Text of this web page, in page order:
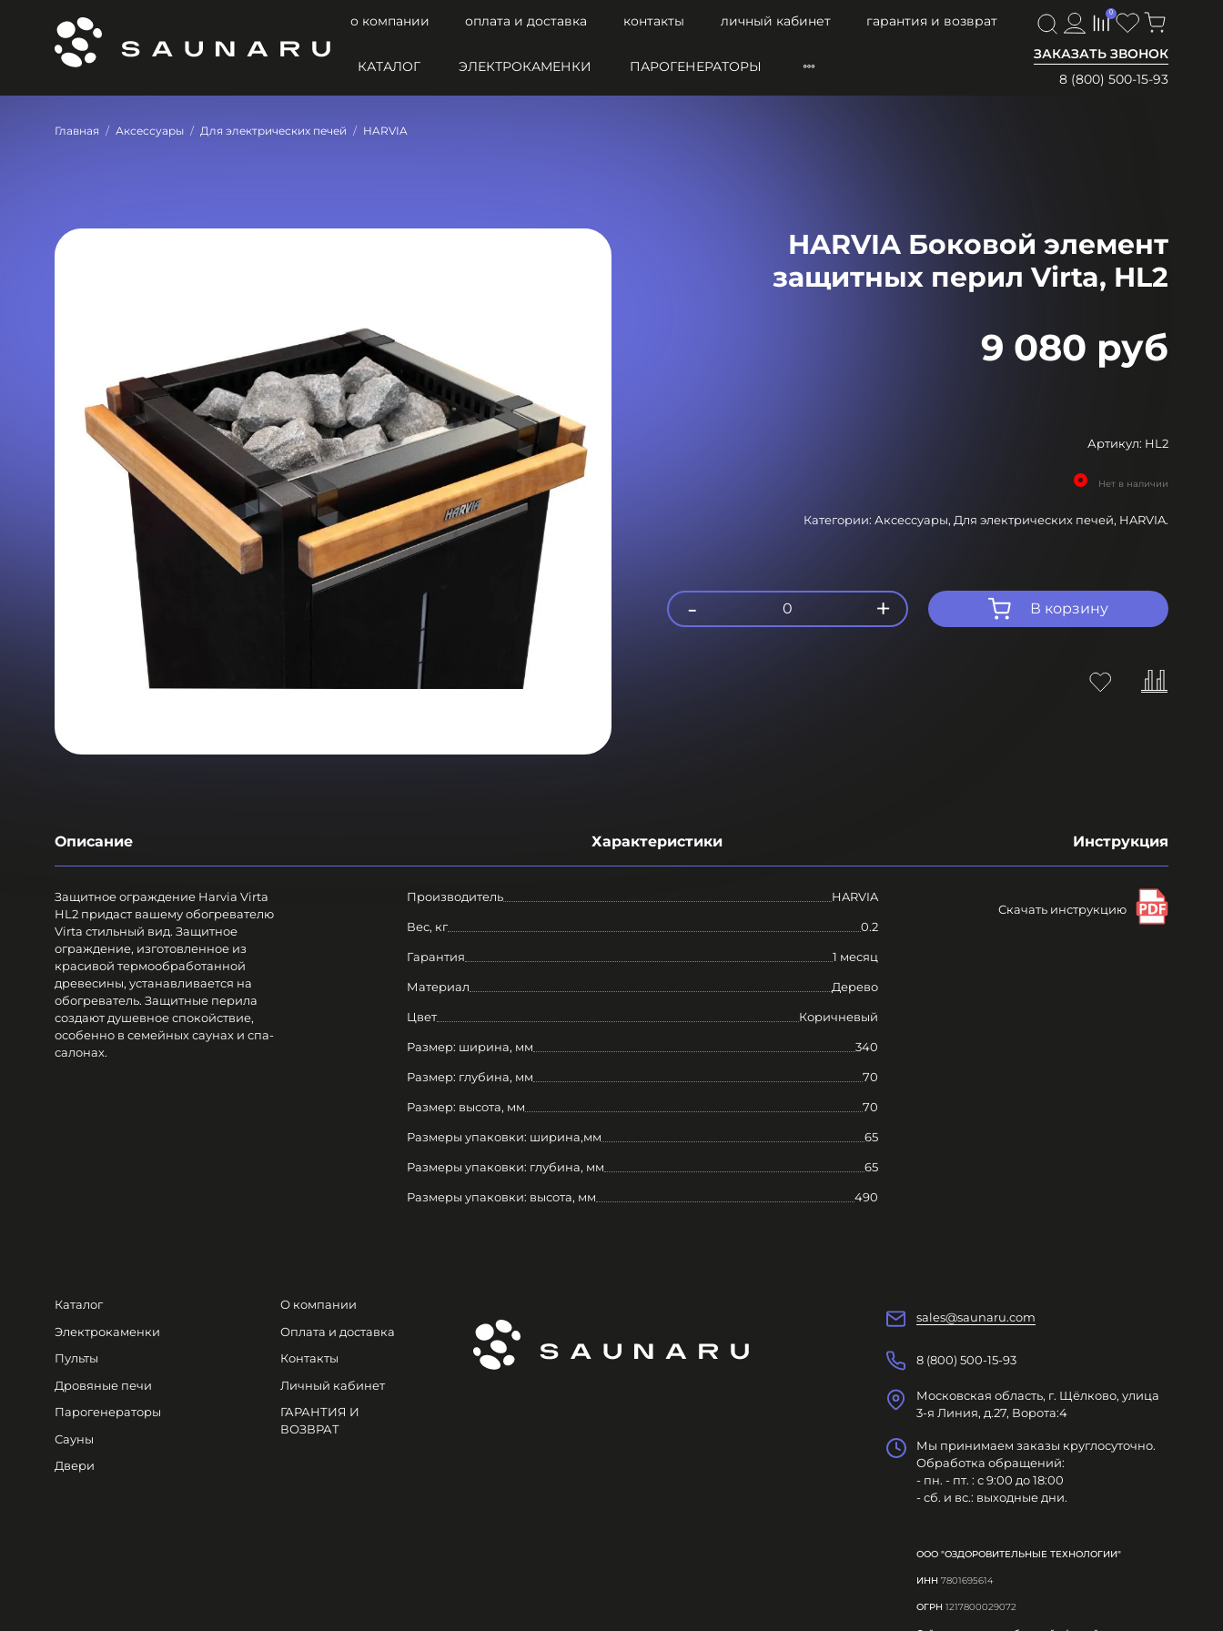
о компании оплата и доставка контакты личный кабинет
гарантия и возврат
ЗАКАЗАТЬ ЗВОНОК
8 (800) 500-15-93
0
КАТАЛОГ ЭЛЕКТРОКАМЕНКИ ПАРОГЕНЕРАТОРЫ
Главная Аксессуары Для электрических печей HARVIA
HARVIA Боковой элемент
защитных перил Virta, HL2
9 080 руб
Артикул: HL2
Нет в наличии
Категории: Аксессуары, Для электрических печей, HARVIA.
В корзину
- 0 +
Описание Характеристики Инструкция
Защитное ограждение Harvia Virta
HL2 придаст вашему обогревателю
Virta стильный вид. Защитное
ограждение, изготовленное из
красивой термообработанной
древесины, устанавливается на
обогреватель. Защитные перила
создают душевное спокойствие,
особенно в семейных саунах и спа-
салонах.
Производитель HARVIA
Вес, кг 0.2
Гарантия 1 месяц
Материал Дерево
Цвет Коричневый
Размер: ширина, мм 340
Размер: глубина, мм 70
Размер: высота, мм 70
Размеры упаковки: ширина,мм 65
Размеры упаковки: глубина, мм 65
Размеры упаковки: высота, мм 490
Скачать инструкцию
Каталог
Электрокаменки
Пульты
Дровяные печи
Парогенераторы
Сауны
Двери
О компании
Оплата и доставка
Контакты
Личный кабинет
ГАРАНТИЯ И
ВОЗВРАТ
sales@saunaru.com
8 (800) 500-15-93
Московская область, г. Щёлково, улица
3-я Линия, д.27, Ворота:4
Мы принимаем заказы круглосуточно.
Обработка обращений:
- пн. - пт. : с 9:00 до 18:00
- сб. и вс.: выходные дни.
ООО "ОЗДОРОВИТЕЛЬНЫЕ ТЕХНОЛОГИИ"
ИНН 7801695614
ОГРН 1217800029072